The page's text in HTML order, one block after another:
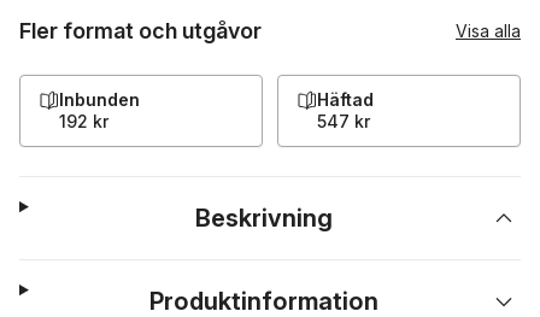
Fler format och utgåvor Visa alla
Inbunden
192 kr
Häftad
547 kr
Beskrivning
Produktinformation